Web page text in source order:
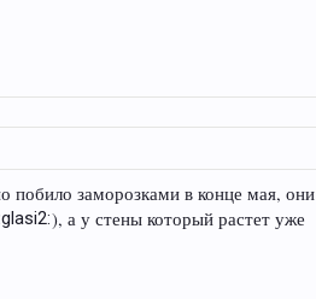
побило заморозками в конце мая, они
), а у стены который растет уже